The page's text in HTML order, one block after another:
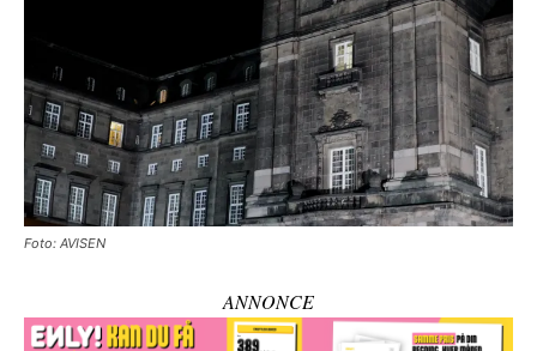
Foto: AVISEN
ANNONCE